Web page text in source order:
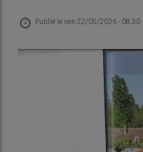
Publié leven 22/05/2026 - 08:30